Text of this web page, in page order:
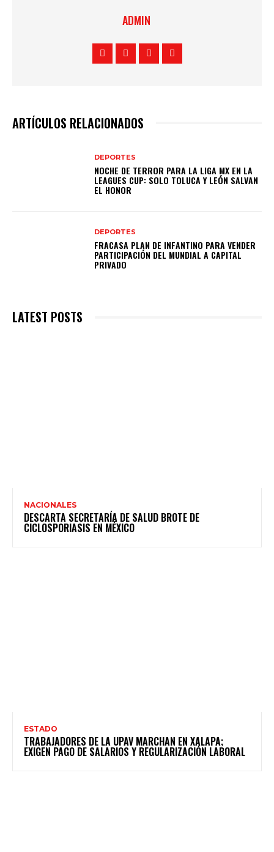
ADMIN
ARTÍCULOS RELACIONADOS
DEPORTES
NOCHE DE TERROR PARA LA LIGA MX EN LA
LEAGUES CUP: SOLO TOLUCA Y LEÓN SALVAN
EL HONOR
DEPORTES
FRACASA PLAN DE INFANTINO PARA VENDER
PARTICIPACIÓN DEL MUNDIAL A CAPITAL
PRIVADO
LATEST POSTS
NACIONALES
DESCARTA SECRETARÍA DE SALUD BROTE DE
CICLOSPORIASIS EN MÉXICO
ESTADO
TRABAJADORES DE LA UPAV MARCHAN EN XALAPA;
EXIGEN PAGO DE SALARIOS Y REGULARIZACIÓN LABORAL